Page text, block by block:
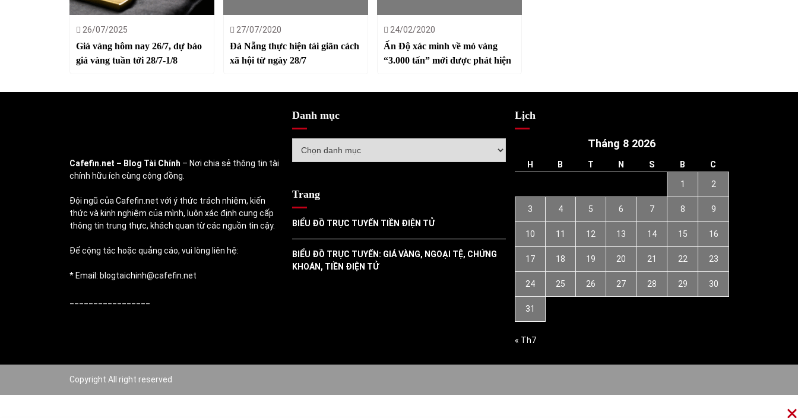
26/07/2025
Giá vàng hôm nay 26/7, dự báo
giá vàng tuần tới 28/7-1/8
27/07/2020
Đà Nẵng thực hiện tái giãn cách
xã hội từ ngày 28/7
24/02/2020
Ấn Độ xác minh về mỏ vàng
“3.000 tấn” mới được phát hiện
Cafefin.net – Blog Tài Chính – Nơi chia sẻ thông tin tài
chính hữu ích cùng cộng đồng.
Đội ngũ của Cafefin.net với ý thức trách nhiệm, kiến
thức và kinh nghiệm của mình, luôn xác định cung cấp
thông tin trung thực, khách quan từ các nguồn tin cậy.
Để cộng tác hoặc quảng cáo, vui lòng liên hệ:
* Email: blogtaichinh@cafefin.net
Danh mục
mục
Trang
BIỂU ĐỒ TRỰC TUYẾN TIỀN ĐIỆN TỬ
BIỂU ĐỒ TRỰC TUYẾN: GIÁ VÀNG, NGOẠI TỆ, CHỨNG
KHOÁN, TIỀN ĐIỆN TỬ
Lịch
Tháng 8 2026
H B T N S B C
1 2
3 4 5 6 7 8 9
10 11 12 13 14 15 16
17 18 19 20 21 22 23
24 25 26 27 28 29 30
31
« Th7
Copyright All right reserved